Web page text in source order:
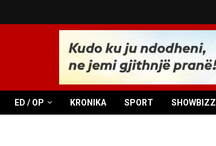
ED / OP KRONIKA SPORT SHOWBIZZ